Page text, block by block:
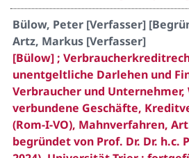
Bülow, Peter [Verfasser]
Artz, Markus [Verfasser]
[Bülow] ;
unentgeltliche Darlehen und
Verbraucher und Unternehmer,
verbundene Geschäfte,
(Rom-I-VO), Mahnverfahren,
begründet von Prof. Dr. Dr. h.c.